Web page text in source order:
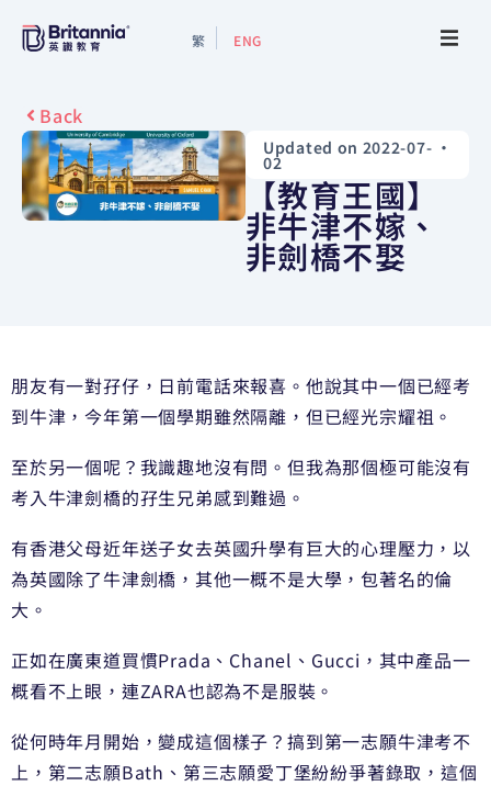
繁 ENG
Events
Study Guide
Study Info
Contact Us
Back
Updated on 2022-07-
02
•
【教育王國】
非牛津不嫁、
非劍橋不娶
朋友有一對孖仔，日前電話來報喜。他說其中一個已經考
到牛津，今年第一個學期雖然隔離，但已經光宗耀祖。
至於另一個呢？我識趣地沒有問。但我為那個極可能沒有
考入牛津劍橋的孖生兄弟感到難過。
有香港父母近年送子女去英國升學有巨大的心理壓力，以
為英國除了牛津劍橋，其他一概不是大學，包著名的倫
大。
正如在廣東道買慣Prada、Chanel、Gucci，其中產品一
概看不上眼，連ZARA也認為不是服裝。
從何時年月開始，變成這個樣子？搞到第一志願牛津考不
上，第二志願Bath、第三志願愛丁堡紛紛爭著錄取，這個